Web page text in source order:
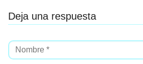
Deja una respuesta